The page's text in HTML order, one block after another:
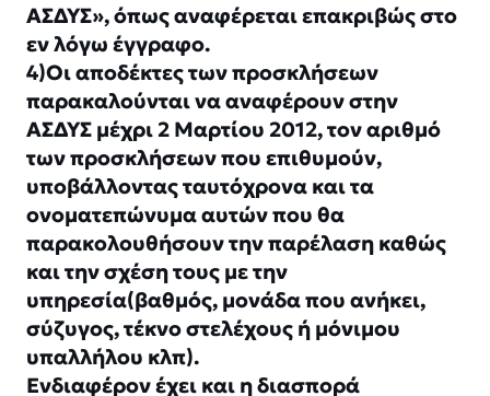
ΑΣΔΥΣ», όπως αναφέρεται επακριβώς στο
εν λόγω έγγραφο.
4)Οι αποδέκτες των προσκλήσεων
παρακαλούνται να αναφέρουν στην
ΑΣΔΥΣ μέχρι 2 Μαρτίου 2012, τον αριθμό
των προσκλήσεων που επιθυμούν,
υποβάλλοντας ταυτόχρονα και τα
ονοματεπώνυμα αυτών που θα
παρακολουθήσουν την παρέλαση καθώς
και την σχέση τους με την
υπηρεσία(βαθμός, μονάδα που ανήκει,
σύζυγος, τέκνο στελέχους ή μόνιμου
υπαλλήλου κλπ).
Ενδιαφέρον έχει και η διασπορά